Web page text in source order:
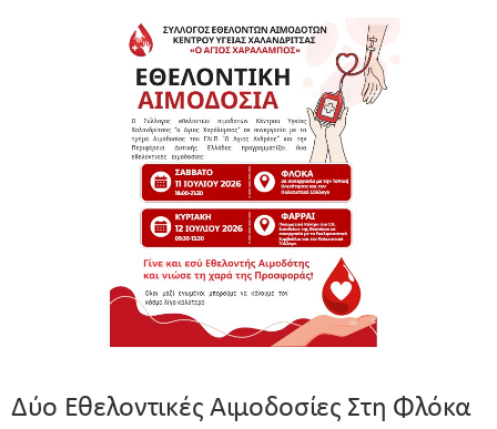
Δύο Εθελοντικές Αιμοδοσίες Στη Φλόκα